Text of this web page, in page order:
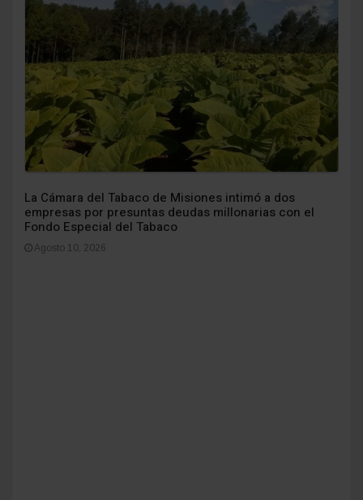
La Cámara del Tabaco de Misiones intimó a dos
empresas por presuntas deudas millonarias con el
Fondo Especial del Tabaco
Agosto 10, 2026